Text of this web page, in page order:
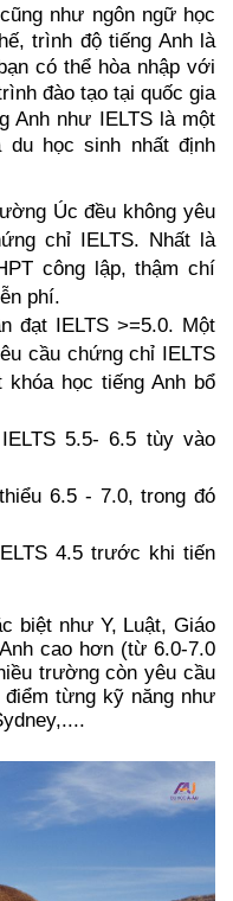
như ngôn ngữ học
trình độ tiếng Anh là
có thể hòa nhập với
đào tạo tại quốc gia
Anh như IELTS là một
du học sinh nhất định
Úc đều không yêu
chỉ IELTS. Nhất là
công lập, thậm chí
phí.
đạt IELTS >=5.0. Một
cầu chứng chỉ IELTS
học tiếng Anh bổ
5.5- 6.5 tùy vào
6.5 - 7.0, trong đó
4.5 trước khi tiến
biệt như Y, Luật, Giáo
cao hơn (từ 6.0-7.0
trường còn yêu cầu
từng kỹ năng như